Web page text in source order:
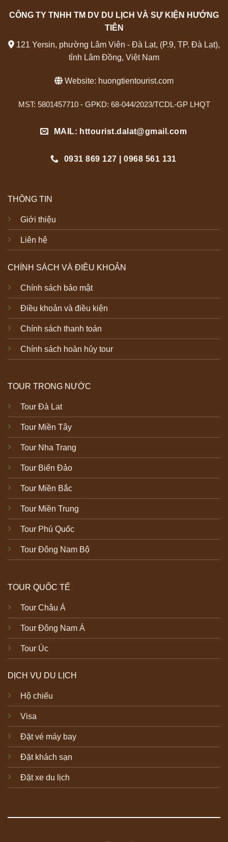
CÔNG TY TNHH TM DV DU LỊCH VÀ SỰ KIỆN HƯỚNG
TIÊN
121 Yersin, phường Lâm Viên - Đà Lạt, (P.9, TP. Đà Lạt),
tỉnh Lâm Đồng, Việt Nam
Website: huongtientourist.com
MST: 5801457710 - GPKD: 68-044/2023/TCDL-GP LHQT
MAIL: httourist.dalat@gmail.com
0931 869 127 | 0968 561 131
THÔNG TIN
Giới thiệu
Liên hệ
CHÍNH SÁCH VÀ ĐIỀU KHOẢN
Chính sách bảo mật
Điều khoản và điều kiện
Chính sách thanh toán
Chính sách hoàn hủy tour
TOUR TRONG NƯỚC
Tour Đà Lat
Tour Miền Tây
Tour Nha Trang
Tour Biển Đảo
Tour Miền Bắc
Tour Miền Trung
Tour Phú Quốc
Tour Đông Nam Bộ
TOUR QUỐC TẾ
Tour Châu Á
Tour Đông Nam Á
Tour Úc
DỊCH VỤ DU LỊCH
Hộ chiếu
Visa
Đặt vé máy bay
Đặt khách sạn
Đặt xe du lịch